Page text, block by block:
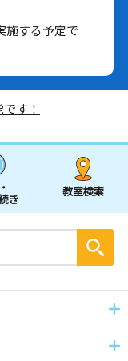
施する予定で
す！
き
教室検索